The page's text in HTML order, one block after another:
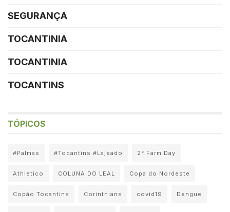
SEGURANÇA
TOCANTINIA
TOCANTINIA
TOCANTINS
TÓPICOS
#Palmas #Tocantins #Lajeado 2° Farm Day
Athletico COLUNA DO LEAL Copa do Nordeste
Copão Tocantins Corinthians covid19 Dengue